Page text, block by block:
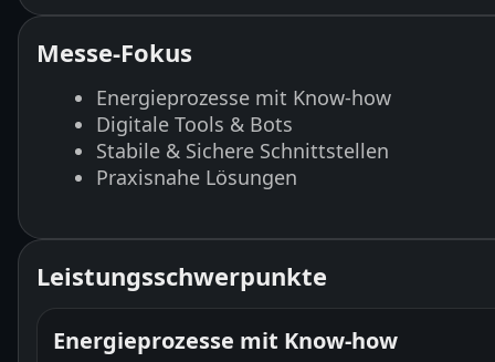
Messe-Fokus
Energieprozesse mit Know-how
Digitale Tools & Bots
Stabile & Sichere Schnittstellen
Praxisnahe Lösungen
Leistungsschwerpunkte
Energieprozesse mit Know-how